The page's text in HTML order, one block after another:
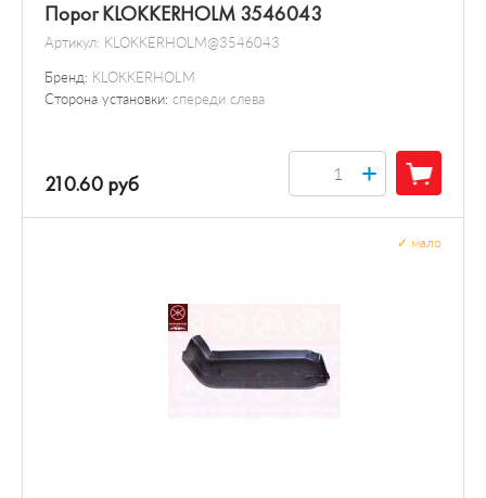
Порог KLOKKERHOLM 3546043
Артикул: KLOKKERHOLM@3546043
Бренд: KLOKKERHOLM
Сторона установки: спереди слева
210.60 руб +
мало